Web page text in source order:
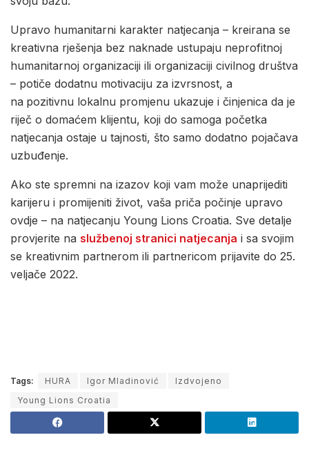
Upravo humanitarni karakter natjecanja – kreirana se
kreativna rješenja bez naknade ustupaju neprofitnoj
humanitarnoj organizaciji ili organizaciji civilnog društva
– potiče dodatnu motivaciju za izvrsnost, a
na pozitivnu lokalnu promjenu ukazuje i činjenica da je
riječ o domaćem klijentu, koji do samoga početka
natjecanja ostaje u tajnosti, što samo dodatno pojačava
uzbuđenje.
Ako ste spremni na izazov koji vam može unaprijediti
karijeru i promijeniti život, vaša priča počinje upravo
ovdje – na natjecanju Young Lions Croatia. Sve detalje
provjerite na službenoj stranici natjecanja i sa svojim
se kreativnim partnerom ili partnericom prijavite do 25.
veljače 2022.
Tags: HURA Igor Mladinović
Izdvojeno
Young Lions Croatia